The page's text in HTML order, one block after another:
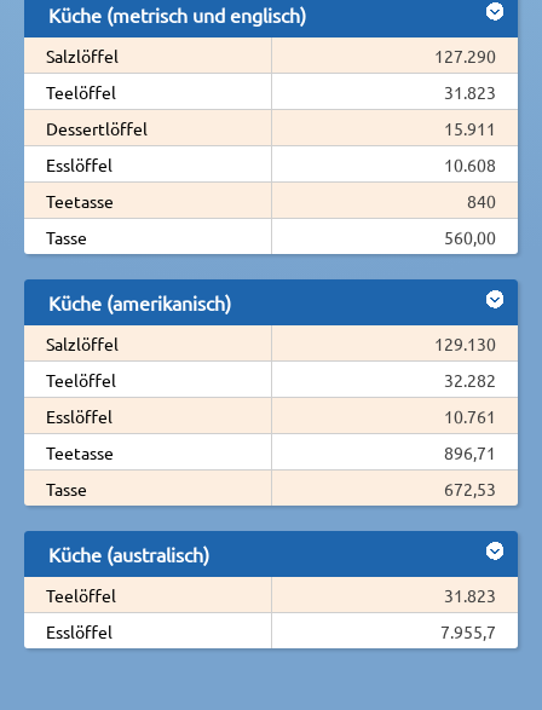
Küche (metrisch und englisch)
Salzlöffel
127.290
Teelöffel
31.823
Dessertlöffel
15.911
Esslöffel
10.608
Teetasse
840
Tasse
560,00
Küche (amerikanisch)
Salzlöffel
129.130
Teelöffel
32.282
Esslöffel
10.761
Teetasse
896,71
Tasse
672,53
Küche (australisch)
Teelöffel
31.823
Esslöffel
7.955,7